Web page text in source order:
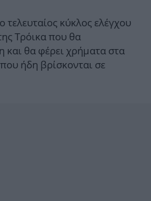
τελευταίος κύκλος ελέγχου
Τρόικα που θα
και θα φέρει χρήματα στα
ήδη βρίσκονται σε